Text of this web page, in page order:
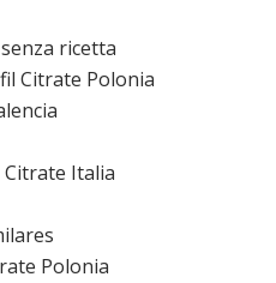
ricetta
Citrate Polonia
Citrate Italia
Polonia